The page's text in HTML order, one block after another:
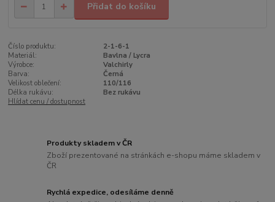
Přidat do košíku
Číslo produktu:
2-1-6-1
Materiál:
Bavlna / Lycra
Výrobce:
Valchirly
Barva:
Černá
Velikost oblečení:
110/116
Délka rukávu:
Bez rukávu
Hlídat cenu / dostupnost
Produkty skladem v ČR
Zboží prezentované na stránkách e-shopu máme skladem v
ČR
Rychlá expedice, odesíláme denně